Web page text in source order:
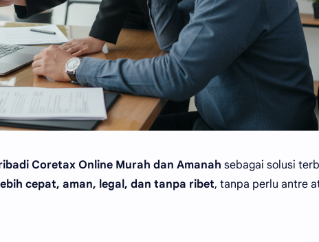
Coretax Online Murah dan Amanah sebagai solusi
cepat, aman, legal, dan tanpa ribet, tanpa perlu antre